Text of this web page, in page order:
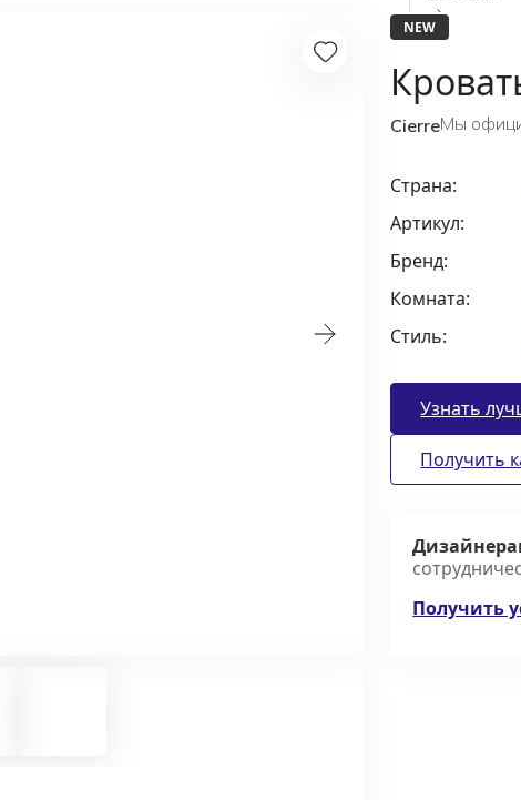
Вешалки
Для
ванной
NEW
CierreМы
Страна:
Артикул:
Бренд:
Комната:
Стиль:
Узнать
Получить
Получить